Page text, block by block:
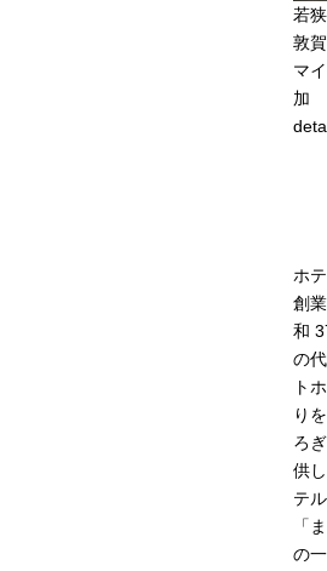
若
敦
マ
加
ホ
創
和
の
ト
り
ろ
供
テ
「
の